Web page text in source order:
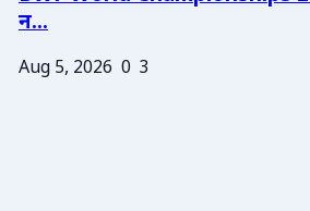
न...
Aug 5, 2026 0 3